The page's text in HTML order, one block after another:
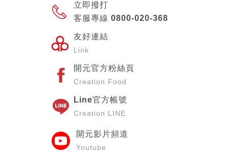
立即撥打
客服專線 0800-020-368
友好連結
Link
開元官方粉絲頁
Creation Food
Line官方帳號
Creation LINE
開元影片頻道
Youtube